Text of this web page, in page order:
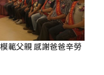
範父親 感謝爸爸辛勞